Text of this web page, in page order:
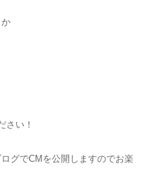
さい！
グでCMを公開しますのでお楽